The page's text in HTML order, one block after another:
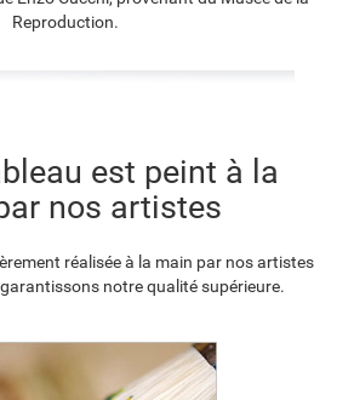
236
82.40
F5130-204
€ 118.80
Reproduction.
est peint à la
nos artistes
réalisée à la main par nos artistes
notre qualité supérieure.